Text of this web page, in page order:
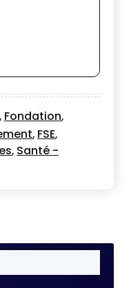
, Fondation,
, FSE,
, Santé -